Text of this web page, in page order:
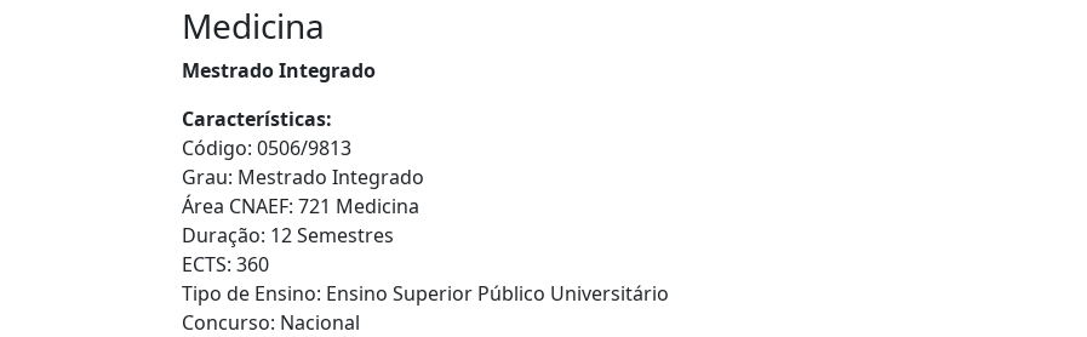
Medicina
Mestrado Integrado
Características:
Código: 0506/9813
Grau: Mestrado Integrado
Área CNAEF: 721 Medicina
Duração: 12 Semestres
ECTS: 360
Tipo de Ensino: Ensino Superior Público Universitário
Concurso: Nacional